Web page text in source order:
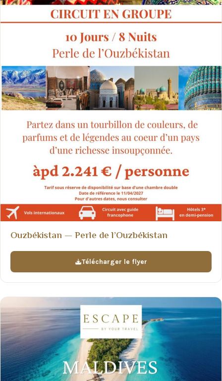
Ouzbékistan — Perle de l’Ouzbékistan
Télécharger le flyer